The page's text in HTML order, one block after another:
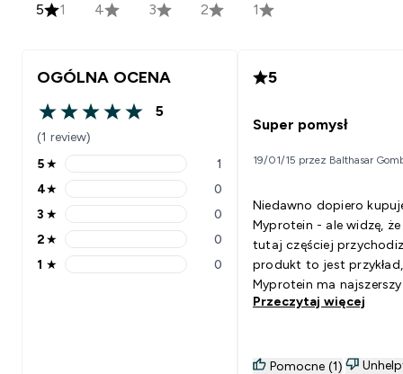
5 1 4 3 2 1
OGÓLNA OCENA
5 out of 5 stars
5
(1 review)
5 stars rating 1 reviews
5★ 1
4 stars rating 0 reviews
4★ 0
3 stars rating 0 reviews
3 ★ 0
2 stars rating 0 reviews
2★ 0
1 stars rating 0 reviews
1 ★ 0
5
Super pomysł
19/01/15 przez Balthasar
Niedawno dopiero
Myprotein - ale widzę,
tutaj częściej
produkt to jest
Myprotein ma
rynku asortyment. Te
telewizor - i wcinasz!
Przeczytaj więcej
Pomocne (1)